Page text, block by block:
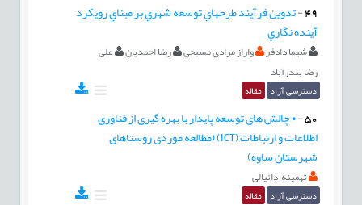
49
-تدوین فرآیند طرحهاي توسعه شهري بر مبناي رویکرد
آینده نگاري
شیما دادفر واراز مرادی مسیحی رضا احمدیان
علی
رضا بندرآباد
دسترسی آزاد مقاله
50
-• چالش های توسعه پایدار با بهره گیری از فناوری
اطلاعات و ارتباطات (ICT) (مطالعه موردی روستاهای
شهرستان ساوه)
تهمینه دانیالی
دسترسی آزاد مقاله